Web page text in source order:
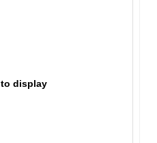
display